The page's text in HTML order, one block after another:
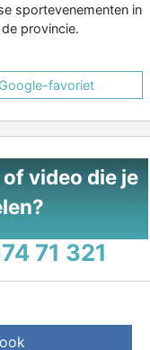
sportevenementen in
provincie.
favoriet
video die je
71 321